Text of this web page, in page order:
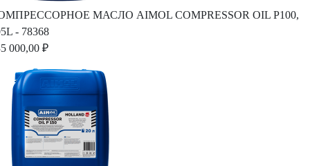
МАСЛО AIMOL COMPRESSOR OIL P100,
- 78368
000,00 ₽